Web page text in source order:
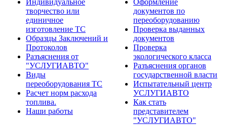
творчество или
единичное
изготовление ТС
Образцы Заключений и
Протоколов
Разъяснения от
"УСЛУГИАВТО"
Виды
переоборудования ТС
Расчет норм расхода
топлива.
Наши работы
документов по
переоборудованию
Проверка выданных
документов
Проверка
экологического класса
Разъяснения органов
государственной власти
Испытательный центр
УСЛУГИАВТО
Как стать
представителем
"УСЛУГИАВТО"